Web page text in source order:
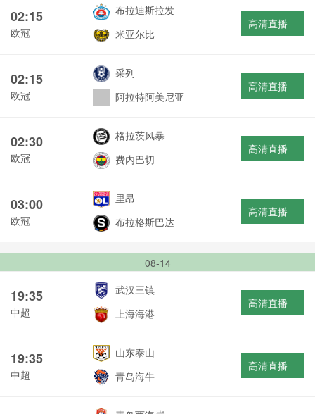
02:15
欧冠
布拉迪斯拉发
米亚尔比
高清直播
02:15
欧冠
采列
阿拉特阿美尼亚
高清直播
02:30
欧冠
格拉茨风暴
费内巴切
高清直播
03:00
欧冠
里昂
布拉格斯巴达
高清直播
08-14
19:35
中超
武汉三镇
上海海港
高清直播
19:35
中超
山东泰山
青岛海牛
高清直播